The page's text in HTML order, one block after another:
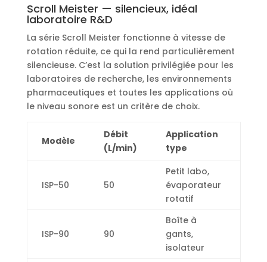
Scroll Meister — silencieux, idéal
laboratoire R&D
La série Scroll Meister fonctionne à vitesse de
rotation réduite, ce qui la rend particulièrement
silencieuse. C’est la solution privilégiée pour les
laboratoires de recherche, les environnements
pharmaceutiques et toutes les applications où
le niveau sonore est un critère de choix.
Modèle
Débit
(L/min)
Application
type
ISP-50 50
Petit labo,
évaporateur
rotatif
ISP-90 90
Boîte à
gants,
isolateur